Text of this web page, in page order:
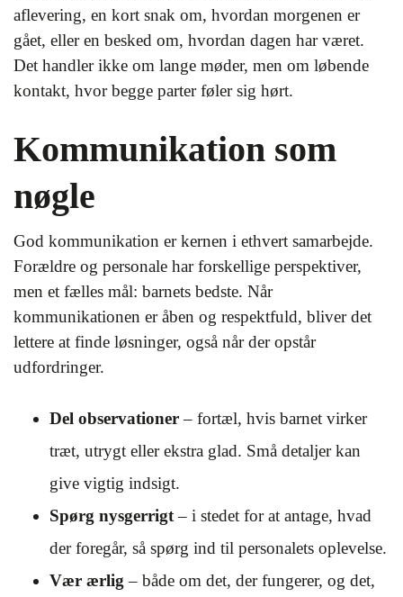
aflevering, en kort snak om, hvordan morgenen er
gået, eller en besked om, hvordan dagen har været.
Det handler ikke om lange møder, men om løbende
kontakt, hvor begge parter føler sig hørt.
Kommunikation som
nøgle
God kommunikation er kernen i ethvert samarbejde.
Forældre og personale har forskellige perspektiver,
men et fælles mål: barnets bedste. Når
kommunikationen er åben og respektfuld, bliver det
lettere at finde løsninger, også når der opstår
udfordringer.
Del observationer– fortæl, hvis barnet virker
træt, utrygt eller ekstra glad. Små detaljer kan
give vigtig indsigt.
Spørg nysgerrigt– i stedet for at antage, hvad
der foregår, så spørg ind til personalets oplevelse.
Vær ærlig – både om det, der fungerer, og det,